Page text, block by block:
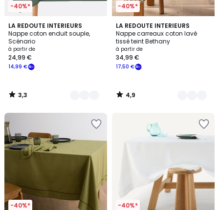
-40%*
LA REDOUTE INTERIEURS
Nappe coton enduit souple,
Scénario
à partir de
14,99 €
24,99 €
3,3
/ 5
8
Couleurs
3,3
/
-40%*
LA REDOUTE INTERIEURS
Nappe carreaux coton lavé
tissé teint Bethany
à partir de
17,50 €
34,99 €
4,9
/ 5
5
Couleurs
4,9
/
-40%* -40%*